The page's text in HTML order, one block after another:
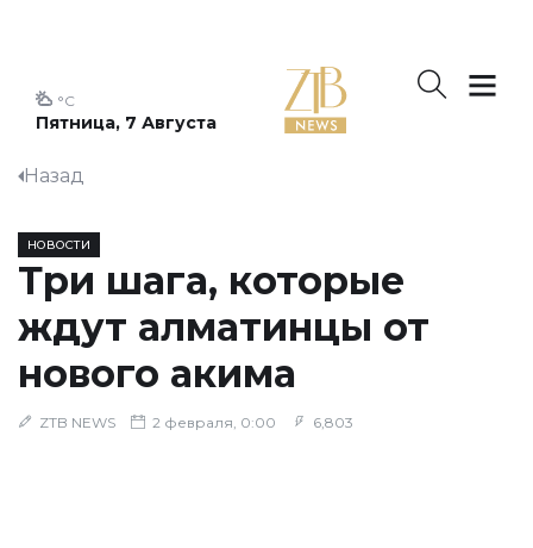
Пятница, 7 Августа
°C
Назад
НОВОСТИ
Три шага, которые
ждут алматинцы от
нового акима
ZTB NEWS 2 февраля, 0:00 6,803